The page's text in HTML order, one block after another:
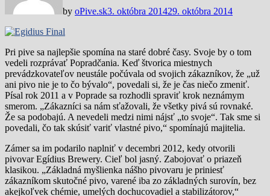
by oPive.sk3. októbra 201429. októbra 2014
Pri pive sa najlepšie spomína na staré dobré časy. Svoje by o tom
vedeli rozprávať Popradčania. Keď štvorica miestnych
prevádzkovateľov neustále počúvala od svojich zákazníkov, že „už
ani pivo nie je to čo bývalo“, povedali si, že je čas niečo zmeniť.
Písal rok 2011 a v Poprade sa rozhodli spraviť krok neznámym
smerom. „Zákazníci sa nám sťažovali, že všetky pivá sú rovnaké.
Že sa podobajú. A nevedeli medzi nimi nájsť „to svoje“. Tak sme si
povedali, čo tak skúsiť variť vlastné pivo,“ spomínajú majitelia.
Zámer sa im podarilo naplniť v decembri 2012, kedy otvorili
pivovar Egídius Brewery. Cieľ bol jasný. Zabojovať o priazeň
klasikou. „Základná myšlienka nášho pivovaru je priniesť
zákazníkom skutočné pivo, varené iba zo základných surovín, bez
akejkoľvek chémie, umelých dochucovadiel a stabilizátorov,“